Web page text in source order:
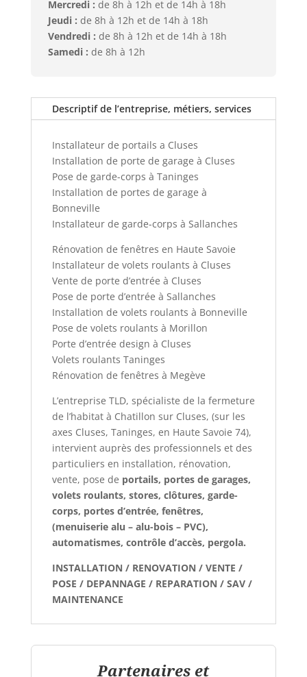
Mercredi : de 8h à 12h et de 14h à 18h
Jeudi : de 8h à 12h et de 14h à 18h
Vendredi : de 8h à 12h et de 14h à 18h
Samedi : de 8h à 12h
Descriptif de l’entreprise, métiers, services
Installateur de portails a Cluses
Installation de porte de garage à Cluses
Pose de garde-corps à Taninges
Installation de portes de garage à
Bonneville
Installateur de garde-corps à Sallanches
Rénovation de fenêtres en Haute Savoie
Installateur de volets roulants à Cluses
Vente de porte d’entrée à Cluses
Pose de porte d’entrée à Sallanches
Installation de volets roulants à Bonneville
Pose de volets roulants à Morillon
Porte d’entrée design à Cluses
Volets roulants Taninges
Rénovation de fenêtres à Megève
L’entreprise TLD, spécialiste de la fermeture
de l’habitat à Chatillon sur Cluses, (sur les
axes Cluses, Taninges, en Haute Savoie 74),
intervient auprès des professionnels et des
particuliers en installation, rénovation,
vente, pose de portails, portes de garages,
volets roulants, stores, clôtures, garde-
corps, portes d’entrée, fenêtres,
(menuiserie alu – alu-bois – PVC),
automatismes, contrôle d’accès, pergola.
INSTALLATION / RENOVATION / VENTE /
POSE / DEPANNAGE / REPARATION / SAV /
MAINTENANCE
Partenaires et